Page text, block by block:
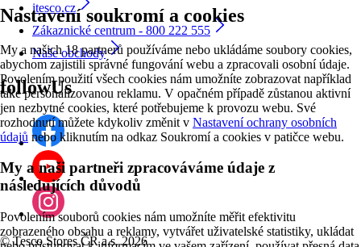
Nastavení soukromí a cookies
My a našich 18 partnerů používáme nebo ukládáme soubory cookies,
abychom zajistili správné fungování webu a zpracovali osobní údaje.
Povolením použití všech cookies nám umožníte zobrazovat například
také personalizovanou reklamu. V opačném případě zůstanou aktivní
jen nezbytné cookies, které potřebujeme k provozu webu. Své
rozhodnutí můžete kdykoliv změnit v Nastavení ochrany osobních
údajů nebo kliknutím na odkaz Soukromí a cookies v patičce webu.
My a naši partneři zpracováváme údaje z
následujících důvodů
Povolením souborů cookies nám umožníte měřit efektivitu
zobrazeného obsahu a reklamy, vytvářet uživatelské statistiky, ukládat
itesco.cz
Zákaznické centrum - 800 222 555
Naše obchody
followUs
©Tesco Stores ČR a.s. 2026